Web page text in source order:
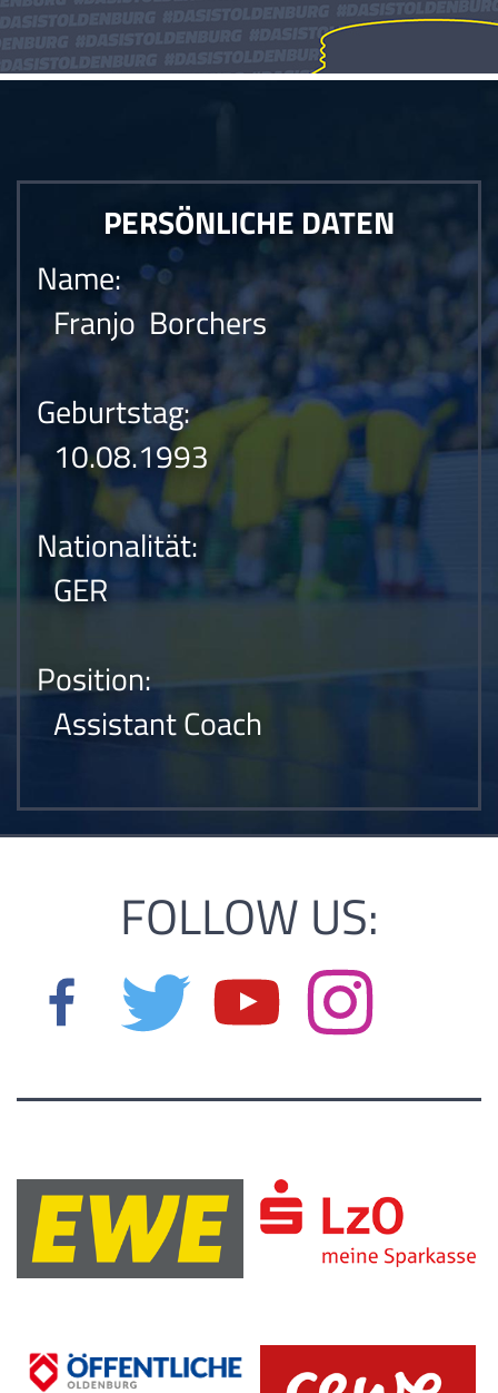
PERSÖNLICHE DATEN
Name:
Franjo Borchers
Geburtstag:
10.08.1993
Nationalität:
GER
Position:
Assistant Coach
FOLLOW US: